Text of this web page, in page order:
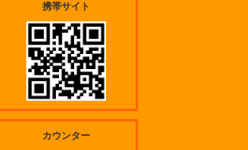
携帯サイト
カウンター